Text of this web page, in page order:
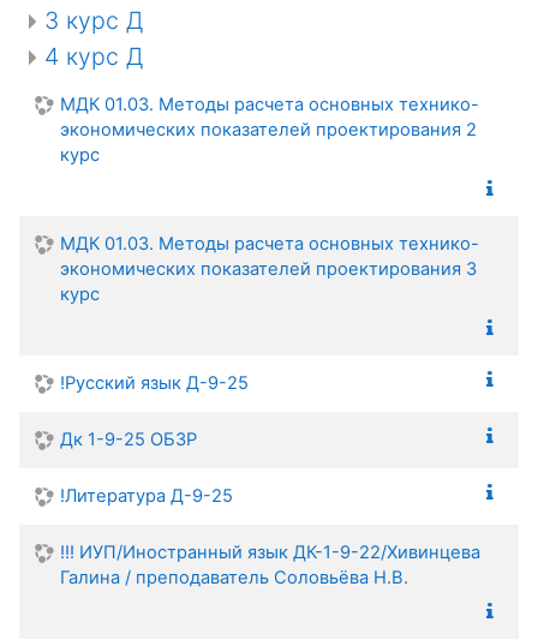
3 курс Д
4 курс Д
МДК 01.03. Методы расчета основных технико-
экономических показателей проектирования 2
курс
МДК 01.03. Методы расчета основных технико-
экономических показателей проектирования 3
курс
!Русский язык Д-9-25
Дк 1-9-25 ОБЗР
!Литература Д-9-25
!!! ИУП/Иностранный язык ДК-1-9-22/Хивинцева
Галина / преподаватель Соловьёва Н.В.